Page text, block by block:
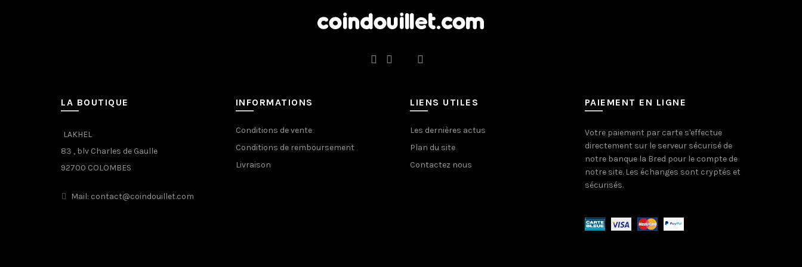
LA BOUTIQUE
LAKHEL
83 , blv Charles de Gaulle
92700 COLOMBES
Mail: contact@coindouillet.com
INFORMATIONS
Conditions de vente
Conditions de remboursement
Livraison
LIENS UTILES
Les dernières actus
Plan du site
Contactez nous
PAIEMENT EN LIGNE
Votre paiement par carte s'effectue
directement sur le serveur sécurisé de
notre banque la Bred pour le compte de
notre site. Les échanges sont cryptés et
sécurisés.